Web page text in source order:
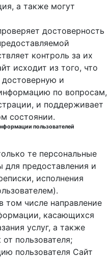
а также могут
достоверность
контроль за их
исходит из того, что
достоверную и
по вопросам,
и поддерживает
состоянии.
пользователей
те персональные
предоставления и
исполнения
том числе направление
касающихся
услуг, а также
пользователя;
пользователя Сайт